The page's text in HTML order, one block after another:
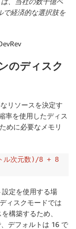
で経済的な選択肢を
のディスク
リソースを決定す
率を使用したディス
めに必要なメモリ
ル次元数)/8 + 8
定を使用する場
ィスクモードでは
構築するため、
デフォルトは 16 で